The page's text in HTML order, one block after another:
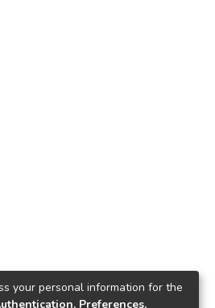
your personal information for the
Preferences,